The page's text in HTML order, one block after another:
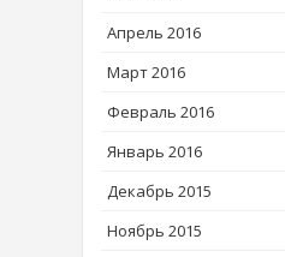
Апрель 2016
Март 2016
Февраль 2016
Январь 2016
Декабрь 2015
Ноябрь 2015